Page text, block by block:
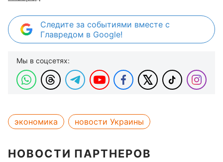
Следите за событиями вместе с
Главредом в Google!
Мы в соцсетях:
экономика новости Украины
НОВОСТИ ПАРТНЕРОВ